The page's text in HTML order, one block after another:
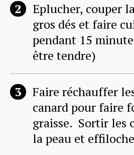
Eplucher, couper
gros dés et faire
pendant 15
être tendre)
Faire réchauffer
canard pour faire
graisse. Sortir les
la peau et